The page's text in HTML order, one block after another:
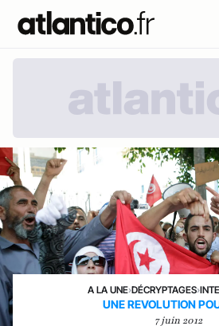
A LA UNE›DÉCRYPTAGES›
UNE REVOLUTION
7 juin 2012